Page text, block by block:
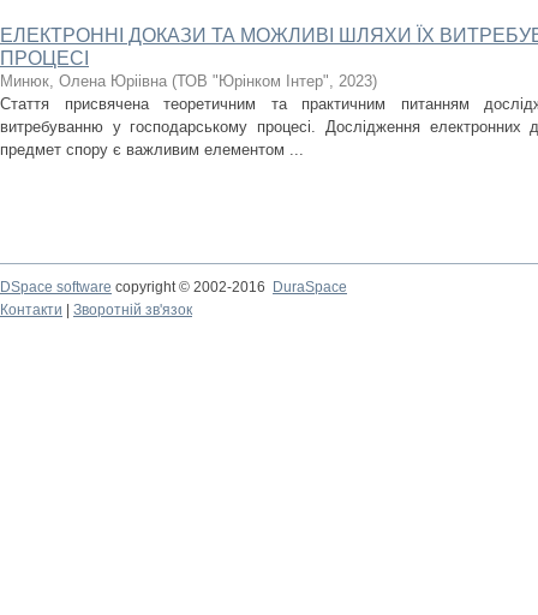
ЕЛЕКТРОННІ ДОКАЗИ ТА МОЖЛИВІ ШЛЯХИ ЇХ
ПРОЦЕСІ
Минюк, Олена Юріівна (ТОВ "Юрінком Інтер", 2023)
Стаття присвячена теоретичним та практичним питанням
витребуванню у господарському процесі. Дослідження електронних
предмет спору є важливим елементом ...
DSpace software copyright © 2002-2016
DuraSpace
Контакти
Зворотній зв'язок